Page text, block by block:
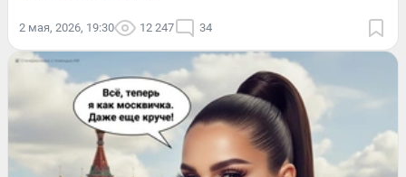
2 мая, 2026, 19:30 12 247 34